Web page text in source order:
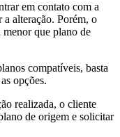
em contato com a
a alteração. Porém, o
que plano de
compatíveis, basta
opções.
realizada, o cliente
de origem e solicitar